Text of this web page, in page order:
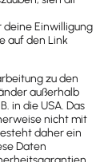
durch den